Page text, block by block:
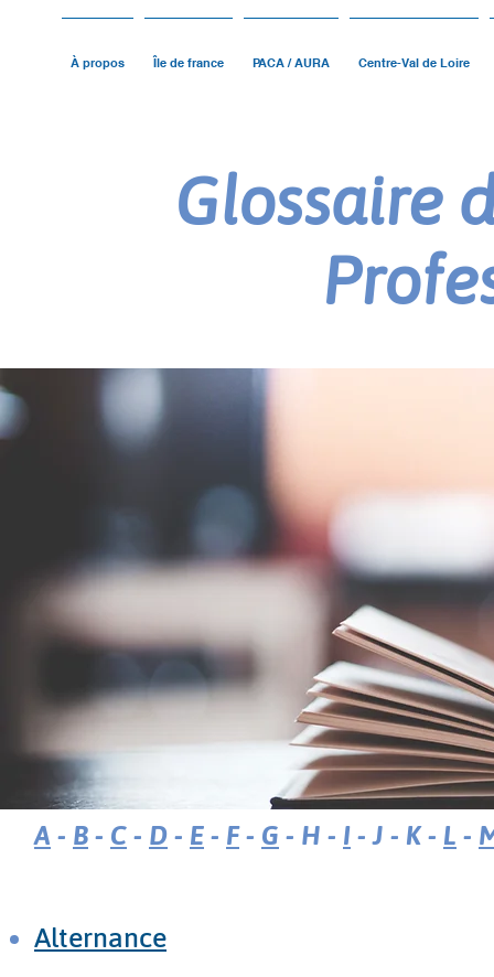
À propos Île de france PACA / AURA Centre-Val de Loire
Glossaire
A - B - C - D - E - F- G - H - I - J - K - L -
Alternance